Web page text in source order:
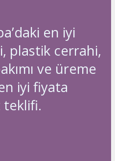
en iyi
plastik cerrahi,
ve üreme
iyi fiyata
teklifi.